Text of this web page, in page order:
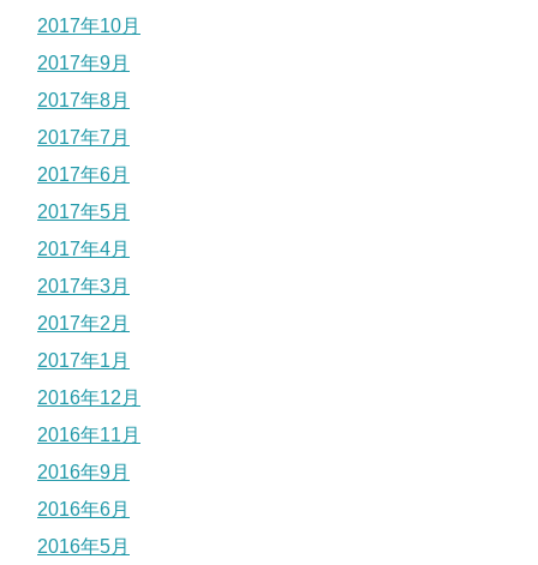
2017年10月
2017年9月
2017年8月
2017年7月
2017年6月
2017年5月
2017年4月
2017年3月
2017年2月
2017年1月
2016年12月
2016年11月
2016年9月
2016年6月
2016年5月